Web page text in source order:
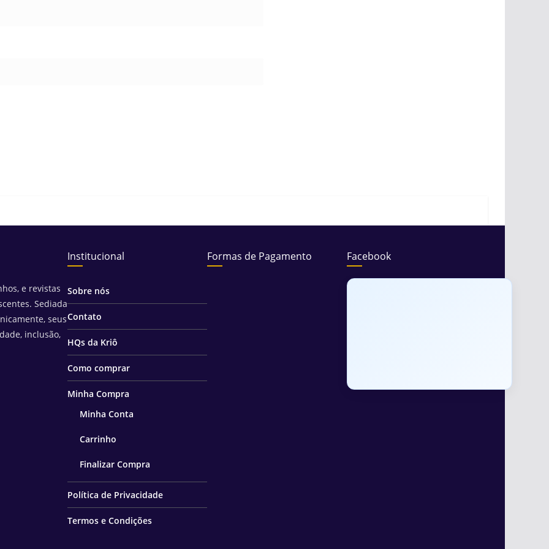
e revistas
Sediada
seus
inclusão,
Institucional
Sobre nós
Contato
HQs da Kriô
Como comprar
Minha Compra
Minha Conta
Carrinho
Finalizar Compra
Política de Privacidade
Termos e Condições
Formas de Pagamento Facebook